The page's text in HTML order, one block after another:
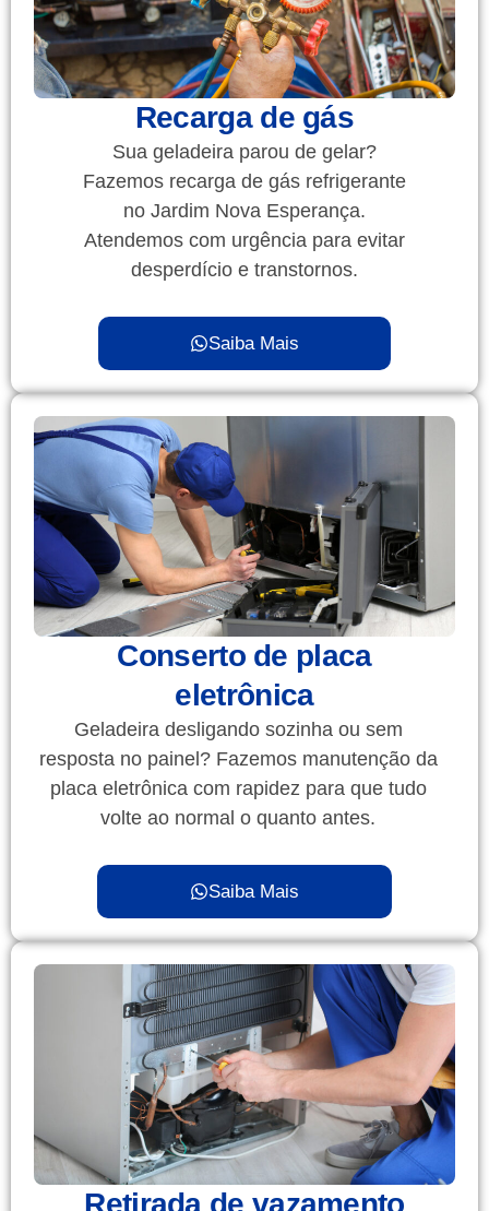
Recarga de gás
Sua geladeira parou de gelar?
Fazemos recarga de gás refrigerante
no Jardim Nova Esperança.
Atendemos com urgência para evitar
desperdício e transtornos.
Saiba Mais
Conserto de placa
eletrônica
Geladeira desligando sozinha ou sem
resposta no painel? Fazemos manutenção da
placa eletrônica com rapidez para que tudo
volte ao normal o quanto antes.
Saiba Mais
Retirada de vazamento